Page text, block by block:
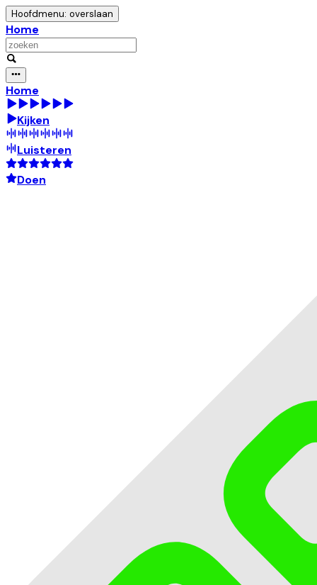
Hoofdmenu: overslaan
Home
Home
Kijken
Luisteren
Doen